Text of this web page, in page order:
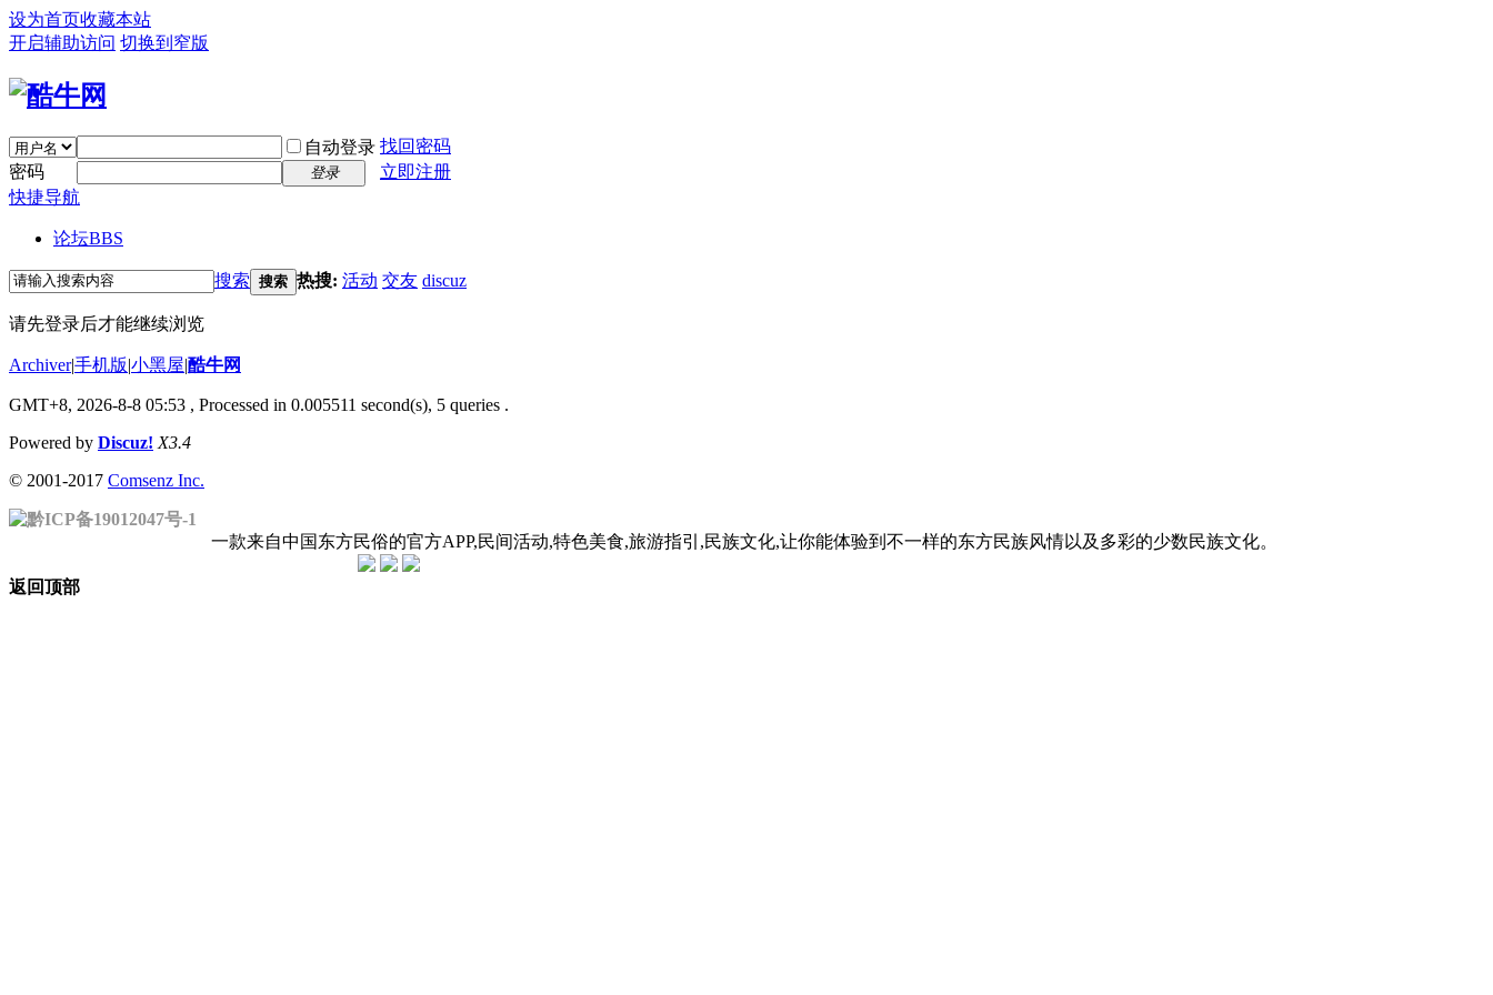
设为首页收藏本站
开启辅助访问 切换到窄版
自动登录 找回密码
密码
登录
立即注册
快捷导航
论坛BBS
搜索 搜索 热搜: 活动 交友 discuz
请先登录后才能继续浏览
Archiver|手机版|小黑屋|酷牛网
GMT+8, 2026-8-8 05:53 , Processed in 0.005511 second(s), 5 queries .
Powered by Discuz! X3.4
© 2001-2017 Comsenz Inc.
黔ICP备19012047号-1
一款来自中国东方民俗的官方APP,民间活动,特色美食,旅游指引,民族文化,让你能体验到不一样的东方民族风情以及多彩的少数民族文化。
返回顶部